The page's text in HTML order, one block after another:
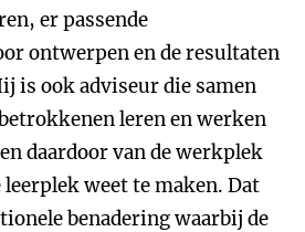
er passende
ontwerpen en de resultaten
is ook adviseur die samen
leren en werken
daardoor van de werkplek
weet te maken. Dat
benadering waarbij de